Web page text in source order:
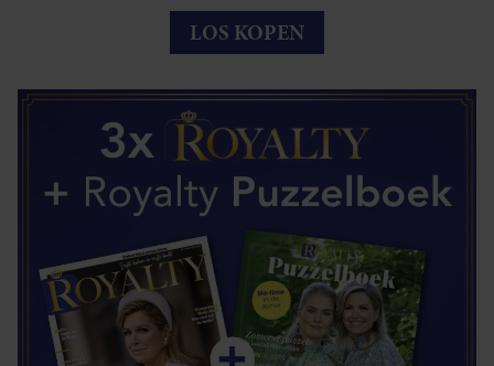
LOS KOPEN